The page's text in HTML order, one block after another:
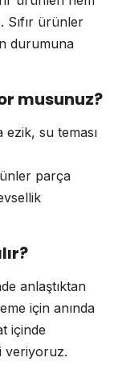
Sıfır ürünler
durumuna
musunuz?
ezik, su teması
parça
anlaştıktan
için anında
içinde
veriyoruz.